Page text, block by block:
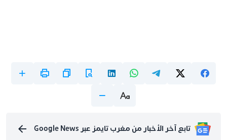
تابع آخر الأخبار من مغرب تايمز عبر Google News